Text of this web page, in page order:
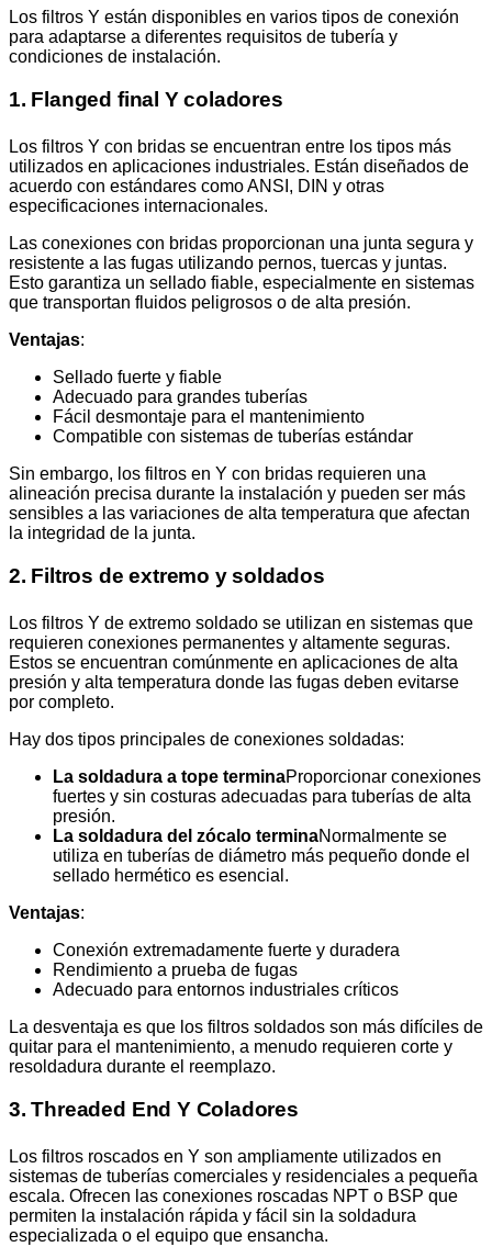
Los filtros Y están disponibles en varios tipos de conexión
para adaptarse a diferentes requisitos de tubería y
condiciones de instalación.
1. Flanged final Y coladores
Los filtros Y con bridas se encuentran entre los tipos más
utilizados en aplicaciones industriales. Están diseñados de
acuerdo con estándares como ANSI, DIN y otras
especificaciones internacionales.
Las conexiones con bridas proporcionan una junta segura y
resistente a las fugas utilizando pernos, tuercas y juntas.
Esto garantiza un sellado fiable, especialmente en sistemas
que transportan fluidos peligrosos o de alta presión.
Ventajas:
Sellado fuerte y fiable
Adecuado para grandes tuberías
Fácil desmontaje para el mantenimiento
Compatible con sistemas de tuberías estándar
Sin embargo, los filtros en Y con bridas requieren una
alineación precisa durante la instalación y pueden ser más
sensibles a las variaciones de alta temperatura que afectan
la integridad de la junta.
2. Filtros de extremo y soldados
Los filtros Y de extremo soldado se utilizan en sistemas que
requieren conexiones permanentes y altamente seguras.
Estos se encuentran comúnmente en aplicaciones de alta
presión y alta temperatura donde las fugas deben evitarse
por completo.
Hay dos tipos principales de conexiones soldadas:
La soldadura a tope terminaProporcionar conexiones
fuertes y sin costuras adecuadas para tuberías de alta
presión.
La soldadura del zócalo terminaNormalmente se
utiliza en tuberías de diámetro más pequeño donde el
sellado hermético es esencial.
Ventajas:
Conexión extremadamente fuerte y duradera
Rendimiento a prueba de fugas
Adecuado para entornos industriales críticos
La desventaja es que los filtros soldados son más difíciles de
quitar para el mantenimiento, a menudo requieren corte y
resoldadura durante el reemplazo.
3. Threaded End Y Coladores
Los filtros roscados en Y son ampliamente utilizados en
sistemas de tuberías comerciales y residenciales a pequeña
escala. Ofrecen las conexiones roscadas NPT o BSP que
permiten la instalación rápida y fácil sin la soldadura
especializada o el equipo que ensancha.